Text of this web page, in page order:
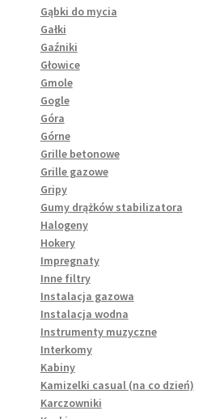
Gąbki do mycia
Gałki
Gaźniki
Głowice
Gmole
Gogle
Góra
Górne
Grille betonowe
Grille gazowe
Gripy
Gumy drążków stabilizatora
Halogeny
Hokery
Impregnaty
Inne filtry
Instalacja gazowa
Instalacja wodna
Instrumenty muzyczne
Interkomy
Kabiny
Kamizelki casual (na co dzień)
Karczowniki